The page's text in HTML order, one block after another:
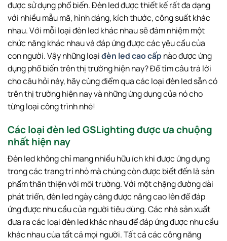
được sử dụng phổ biến. Đèn led được thiết kế rất đa dạng
với nhiều mẫu mã, hình dáng, kích thước, công suất khác
nhau. Với mỗi loại đèn led khác nhau sẽ đảm nhiệm một
chức năng khác nhau và đáp ứng được các yêu cầu của
con người. Vậy những loạiđèn led cao cấp nào được ứng
dụng phổ biến trên thị trường hiện nay? Để tìm câu trả lời
cho câu hỏi này, hãy cùng điểm qua các loại đèn led sẵn có
trên thị trường hiện nay và những ứng dụng của nó cho
từng loại công trình nhé!
Các loại đèn led GSLighting được ưa chuộng
nhất hiện nay
Đèn led không chỉ mang nhiều hữu ích khi được ứng dụng
trong các trang trí nhỏ mà chúng còn được biết đến là sản
phẩm thân thiện với môi trường. Với một chặng đường dài
phát triển, đèn led ngày càng được nâng cao lên để đáp
ứng được nhu cầu của người tiêu dùng. Các nhà sản xuất
đưa ra các loại đèn led khác nhau để đáp ứng được nhu cầu
khác nhau của tất cả mọi người. Tất cả các công năng